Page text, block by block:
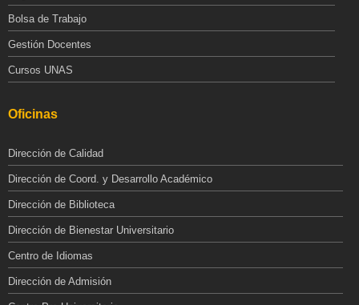
Bolsa de Trabajo
Gestión Docentes
Cursos UNAS
Oficinas
Dirección de Calidad
Dirección de Coord. y Desarrollo Académico
Dirección de Biblioteca
Dirección de Bienestar Universitario
Centro de Idiomas
Dirección de Admisión